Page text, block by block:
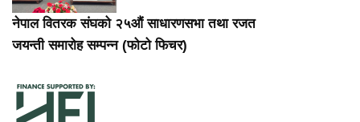
नेपाल वितरक संघको २५औं साधारणसभा तथा रजत
जयन्ती समारोह सम्पन्न (फोटो फिचर)